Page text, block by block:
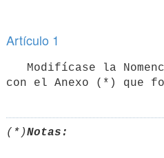
Artículo 1
con el Anexo (*) que
(*)Notas: